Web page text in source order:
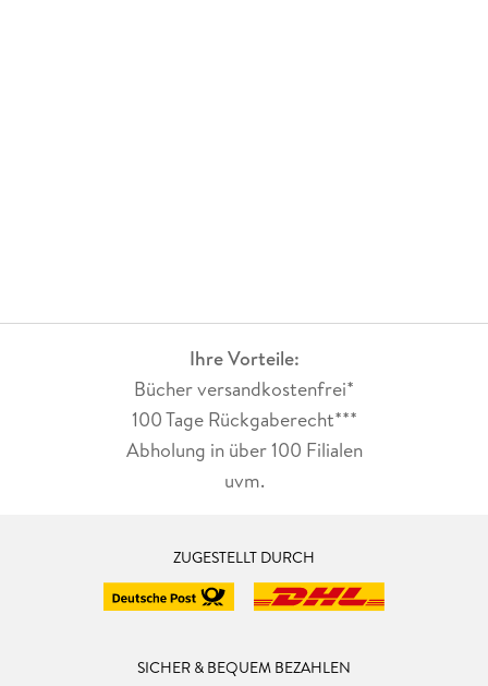
Ihre Vorteile:
Bücher versandkostenfrei*
100 Tage Rückgaberecht***
Abholung in über 100 Filialen
uvm.
ZUGESTELLT DURCH
SICHER & BEQUEM BEZAHLEN